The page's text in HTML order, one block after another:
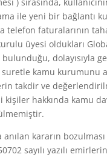
ile yeni bir bağlantı
telefon faturalarının
üyesi oldukları
dolayısıyla
kamu kurumunu
takdir ve
hakkında kamu
kararın
sayılı yazılı